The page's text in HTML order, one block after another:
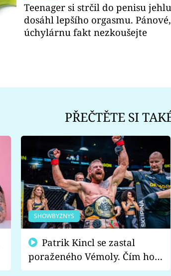
Teenager si strčil do penisu
dosáhl lepšího orgasmu.
úchylárnu fakt nezkoušejte
PŘEČTĚTE SI
SHOWBYZNYS
poraženého Vémoly. Čím ho
fanoušci naštvali?